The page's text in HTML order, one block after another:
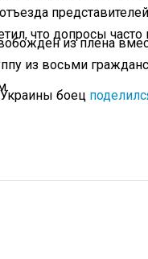
что допросы
из плена
из восьми
боец